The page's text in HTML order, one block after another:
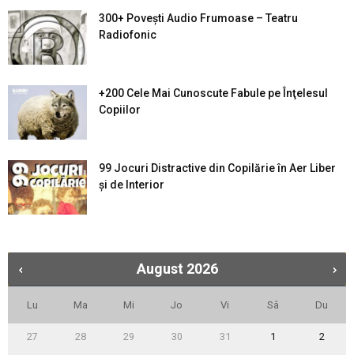
300+ Povești Audio Frumoase – Teatru
Radiofonic
+200 Cele Mai Cunoscute Fabule pe Înţelesul
Copiilor
99 Jocuri Distractive din Copilărie în Aer Liber
şi de Interior
August 2026
Lu Ma Mi Jo Vi Sâ Du
27 28 29 30 31 1 2